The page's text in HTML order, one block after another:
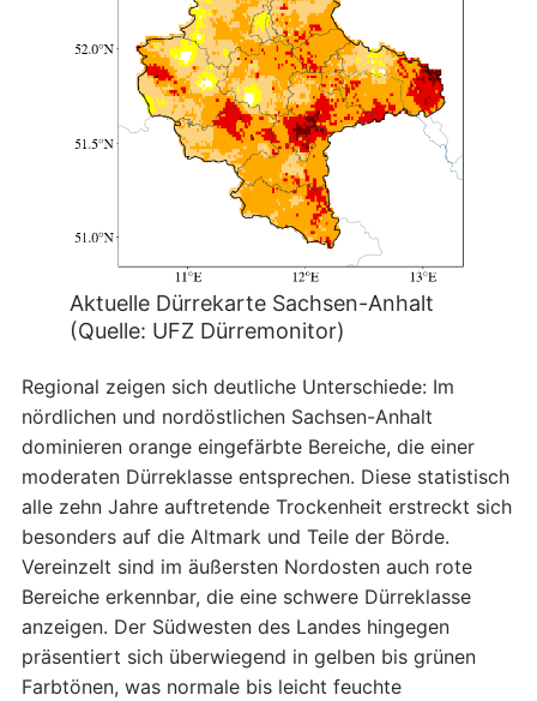
Aktuelle Dürrekarte Sachsen-Anhalt
(Quelle: UFZ Dürremonitor)
Regional zeigen sich deutliche Unterschiede: Im
nördlichen und nordöstlichen Sachsen-Anhalt
dominieren orange eingefärbte Bereiche, die einer
moderaten Dürreklasse entsprechen. Diese statistisch
alle zehn Jahre auftretende Trockenheit erstreckt sich
besonders auf die Altmark und Teile der Börde.
Vereinzelt sind im äußersten Nordosten auch rote
Bereiche erkennbar, die eine schwere Dürreklasse
anzeigen. Der Südwesten des Landes hingegen
präsentiert sich überwiegend in gelben bis grünen
Farbtönen, was normale bis leicht feuchte